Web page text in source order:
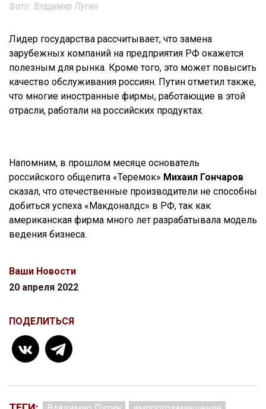
Фото: Владимир Путин
Лидер государства рассчитывает, что замена
зарубежных компаний на предприятия РФ окажется
полезным для рынка. Кроме того, это может повысить
качество обслуживания россиян. Путин отметил также,
что многие иностранные фирмы, работающие в этой
отрасли, работали на российских продуктах.
Напомним, в прошлом месяце основатель
российского общепита «Теремок» Михаил Гончаров
сказал, что отечественные производители не способны
добиться успеха «Макдоналдс» в РФ, так как
американская фирма много лет разрабатывала модель
ведения бизнеса.
Ваши Новости
20 апреля 2022
ПОДЕЛИТЬСЯ